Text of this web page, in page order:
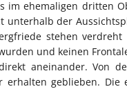
im ehemaligen dritten
unterhalb der
stehen verdreht
und keinen
aneinander. Von
erhalten geblieben. Die